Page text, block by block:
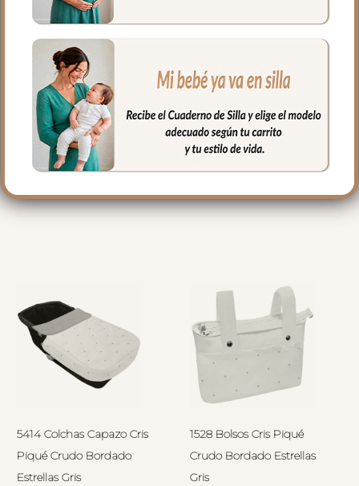
secado al natural.
Medidas 98 X 70cm
PRODUCTOS
RELACIONADOS
5414 Colchas Capazo Cris
Piqué Crudo Bordado
Estrellas Gris
1528 Bolsos Cris Piqué
Crudo Bordado Estrellas
Gris